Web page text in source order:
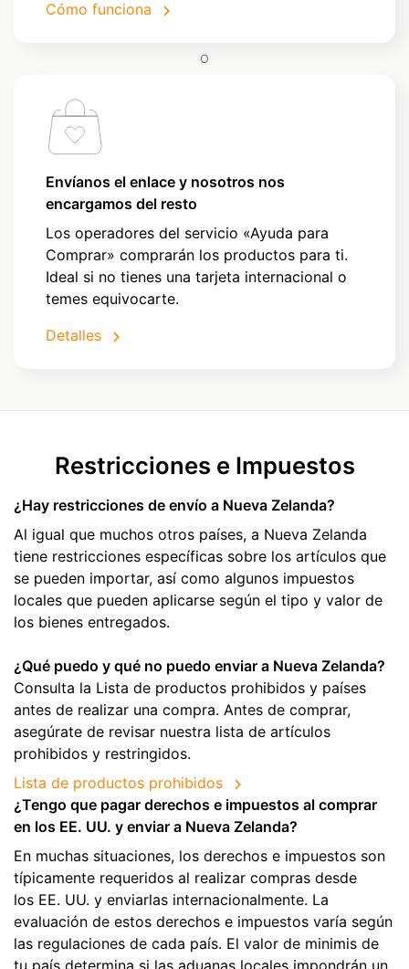
Cómo funciona
O
Envíanos el enlace y nosotros nos
encargamos del resto
Los operadores del servicio «Ayuda para
Comprar» comprarán los productos para ti.
Ideal si no tienes una tarjeta internacional o
temes equivocarte.
Detalles
Restricciones e Impuestos
¿Hay restricciones de envío a Nueva Zelanda?
Al igual que muchos otros países, a Nueva Zelanda
tiene restricciones específicas sobre los artículos que
se pueden importar, así como algunos impuestos
locales que pueden aplicarse según el tipo y valor de
los bienes entregados.
¿Qué puedo y qué no puedo enviar a Nueva Zelanda?
Consulta la Lista de productos prohibidos y países
antes de realizar una compra. Antes de comprar,
asegúrate de revisar nuestra lista de artículos
prohibidos y restringidos.
Lista de productos prohibidos
¿Tengo que pagar derechos e impuestos al comprar
en los EE. UU. y enviar a Nueva Zelanda?
En muchas situaciones, los derechos e impuestos son
típicamente requeridos al realizar compras desde
los EE. UU. y enviarlas internacionalmente. La
evaluación de estos derechos e impuestos varía según
las regulaciones de cada país. El valor de minimis de